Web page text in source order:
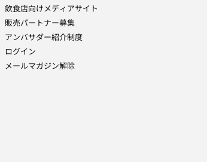
飲食店向けメディアサイト
販売パートナー募集
アンバサダー紹介制度
ログイン
メールマガジン解除